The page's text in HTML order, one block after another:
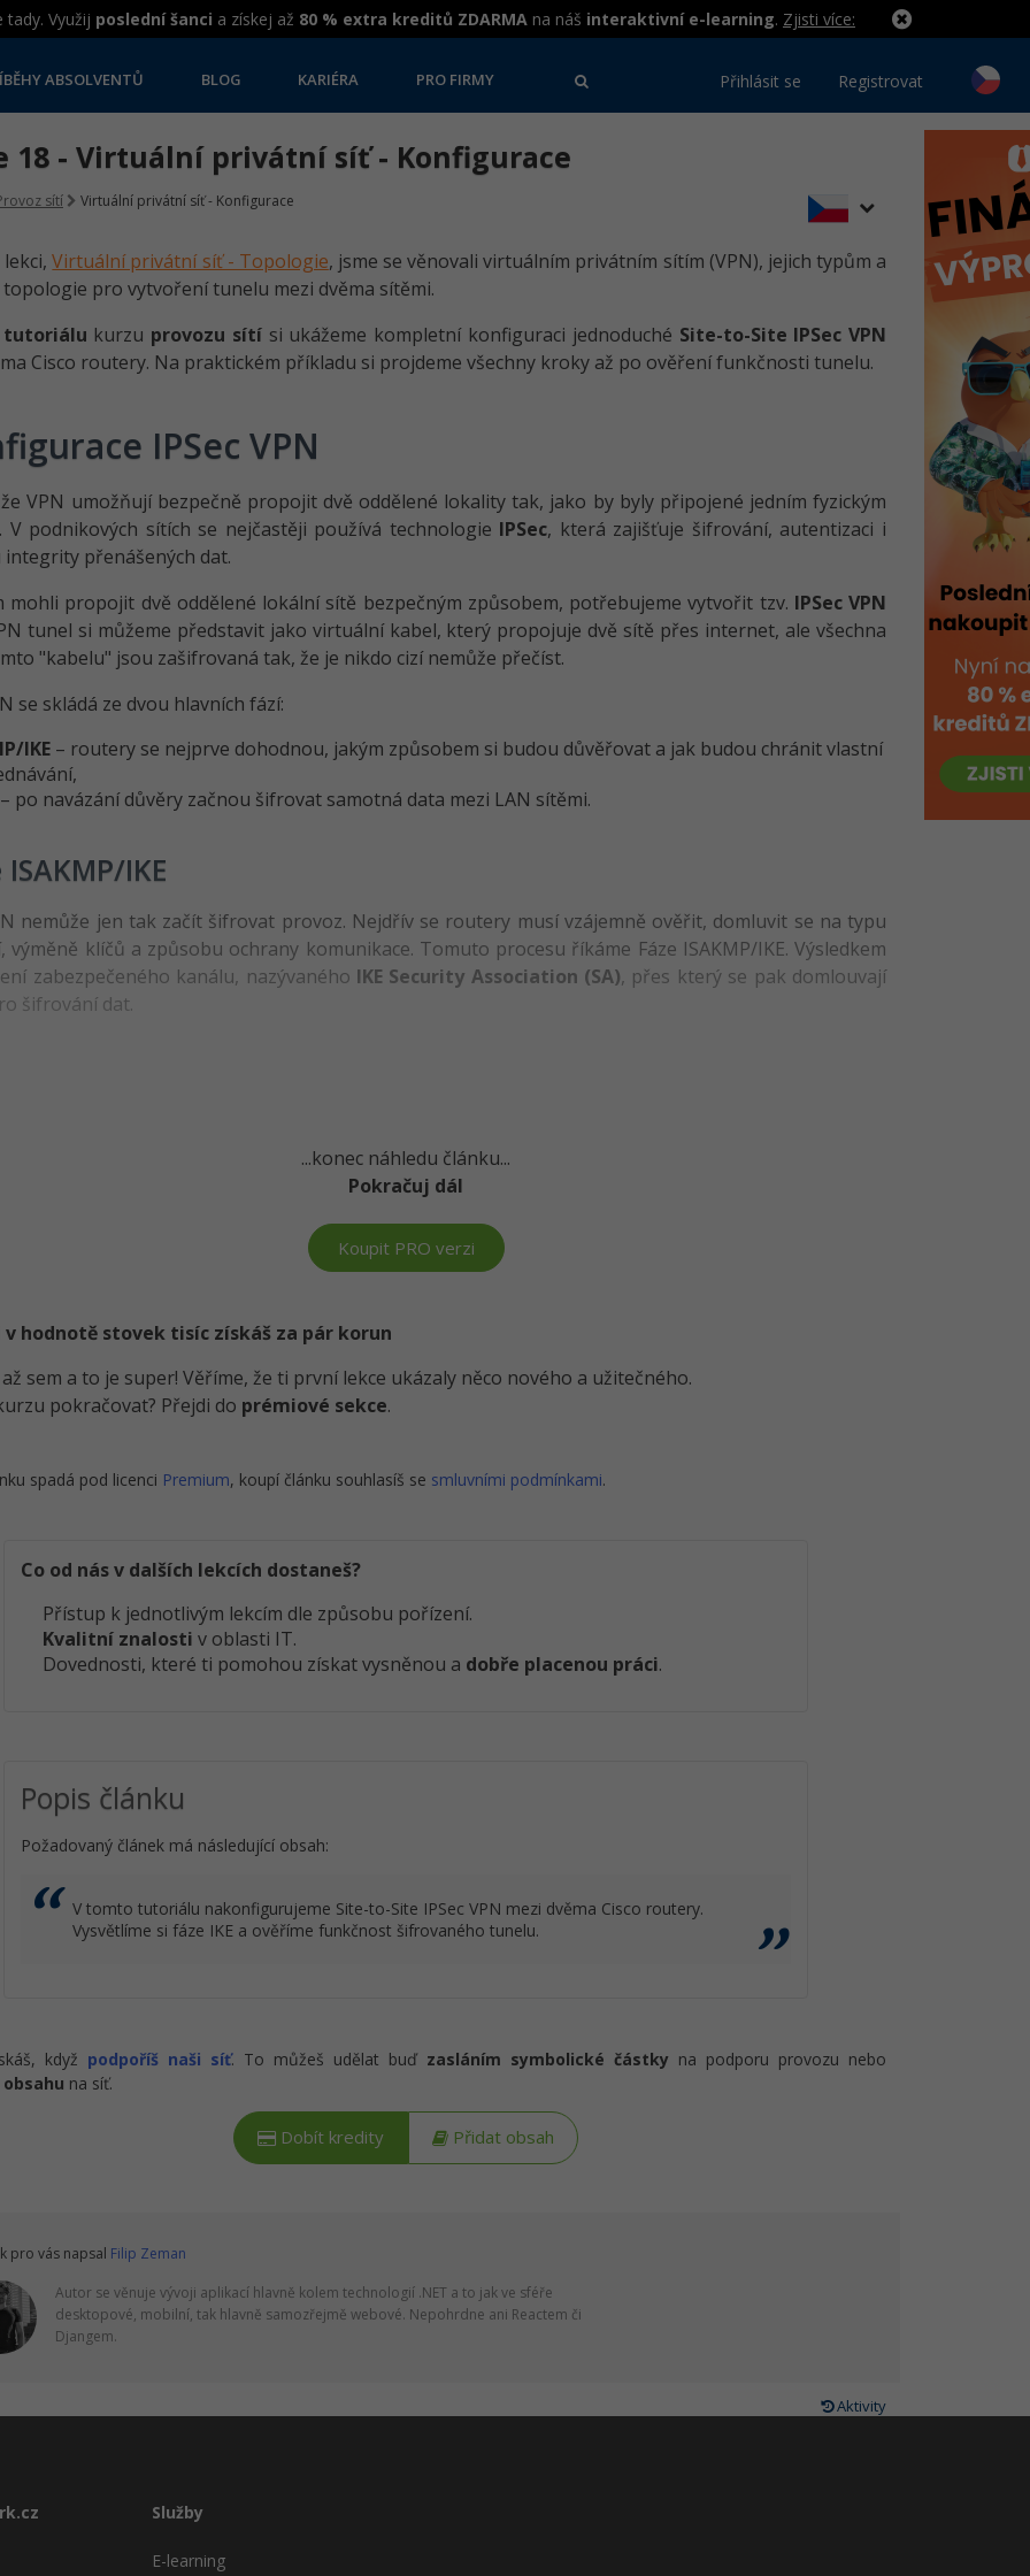
Využij poslední šanci a získej až 80 % extra kreditů ZDARMA na náš interaktivní e-learning. Zjisti více:
ABSOLVENTŮ BLOG KARIÉRA PRO FIRMY Přihlásit se Registrovat
18 - Virtuální privátní síť - Konfigurace
sítí Virtuální privátní síť - Konfigurace
lekci,Virtuální privátní síť - Topologie, jsme se věnovali virtuálním privátním sítím (VPN), jejich typům a
pro vytvoření tunelu mezi dvěma sítěmi.
tutoriálu kurzu provozu sítísi ukážeme kompletní konfiguraci jednoduché Site-to-Site IPSec VPN
Cisco routery. Na praktickém příkladu si projdeme všechny kroky až po ověření funkčnosti tunelu.
IPSec VPN
že VPN umožňují bezpečně propojit dvě oddělené lokality tak, jako by byly připojené jedním fyzickým
V podnikových sítích se nejčastěji používá technologie IPSec, která zajišťuje šifrování, autentizaci i
přenášených dat.
mohli propojit dvě oddělené lokální sítě bezpečným způsobem, potřebujeme vytvořit tzv. IPSec VPN
tunel si můžeme představit jako virtuální kabel, který propojuje dvě sítě přes internet, ale všechna
"kabelu" jsou zašifrovaná tak, že je nikdo cizí nemůže přečíst.
se skládá ze dvou hlavních fází:
IKE – routery se nejprve dohodnou, jakým způsobem si budou důvěřovat a jak budou chránit vlastní
– po navázání důvěry začnou šifrovat samotná data mezi LAN sítěmi.
ISAKMP/IKE
nemůže jen tak začít šifrovat provoz. Nejdřív se routery musí vzájemně ověřit, domluvit se na typu
výměně klíčů a způsobu ochrany komunikace. Tomuto procesu říkáme Fáze ISAKMP/IKE. Výsledkem
zabezpečeného kanálu, nazývaného IKE Security Association (SA), přes který se pak domlouvají
šifrování dat.
...konec náhledu článku...
Pokračuj dál
Koupit PRO verzi
hodnotě stovek tisíc získáš za pár korun
sem a to je super! Věříme, že ti první lekce ukázaly něco nového a užitečného.
pokračovat? Přejdi do prémiové sekce.
spadá pod licenci Premium, koupí článku souhlasíš se smluvními podmínkami.
Co od nás v dalších lekcích dostaneš?
Přístup k jednotlivým lekcím dle způsobu pořízení.
Kvalitní znalosti v oblasti IT.
Dovednosti, které ti pomohou získat vysněnou a dobře placenou práci.
Popis článku
Požadovaný článek má následující obsah:
V tomto tutoriálu nakonfigurujeme Site-to-Site IPSec VPN mezi dvěma Cisco routery.
Vysvětlíme si fáze IKE a ověříme funkčnost šifrovaného tunelu.
když podpoříš naši síť. To můžeš udělat buď zasláním symbolické částky na podporu provozu nebo
na síť.
Dobít kredity Přidat obsah
pro vás napsal Filip Zeman
Autor se věnuje vývoji aplikací hlavně kolem technologií .NET a to jak ve sféře
desktopové, mobilní, tak hlavně samozřejmě webové. Nepohrdne ani Reactem či
Djangem.
Aktivity
Služby
E-learning